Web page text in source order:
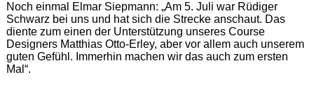
Noch einmal Elmar Siepmann: „Am 5. Juli war Rüdiger
Schwarz bei uns und hat sich die Strecke anschaut. Das
diente zum einen der Unterstützung unseres Course
Designers Matthias Otto-Erley, aber vor allem auch unserem
guten Gefühl. Immerhin machen wir das auch zum ersten
Mal“.